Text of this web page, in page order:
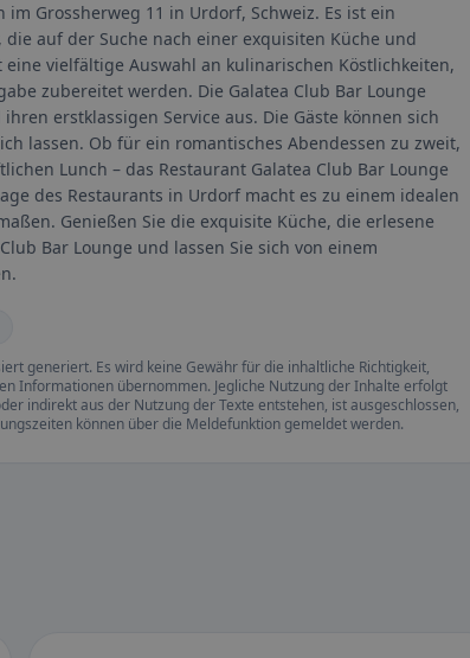
Grossherweg 11 in Urdorf, Schweiz. Es ist ein
auf der Suche nach einer exquisiten Küche und
vielfältige Auswahl an kulinarischen Köstlichkeiten,
zubereitet werden. Die Galatea Club Bar Lounge
erstklassigen Service aus. Die Gäste können sich
lassen. Ob für ein romantisches Abendessen zu zweit,
Lunch – das Restaurant Galatea Club Bar Lounge
des Restaurants in Urdorf macht es zu einem idealen
Genießen Sie die exquisite Küche, die erlesene
Bar Lounge und lassen Sie sich von einem
generiert. Es wird keine Gewähr für die inhaltliche Richtigkeit,
Informationen übernommen. Jegliche Nutzung der Inhalte erfolgt
indirekt aus der Nutzung der Texte entstehen, ist ausgeschlossen,
können über die Meldefunktion gemeldet werden.